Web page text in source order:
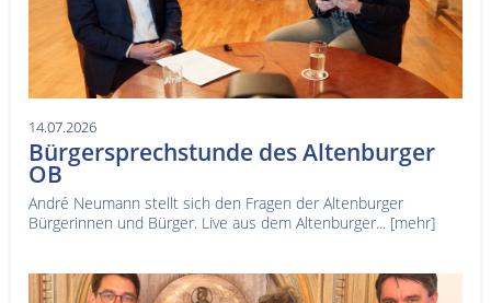
14.07.2026
Bürgersprechstunde des Altenburger
OB
André Neumann stellt sich den Fragen der Altenburger
Bürgerinnen und Bürger. Live aus dem Altenburger... [mehr]